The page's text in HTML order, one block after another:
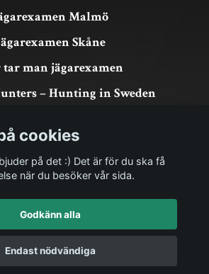
Malmö
Skåne
man jägarexamen
– Hunting in Sweden
köp och returer
cookies
på det :) Det är för du ska få
när du besöker vår sida.
Godkänn alla
Endast nödvändiga